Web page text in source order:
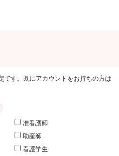
です。既にアカウントをお持ちの方は
准看護師
助産師
看護学生